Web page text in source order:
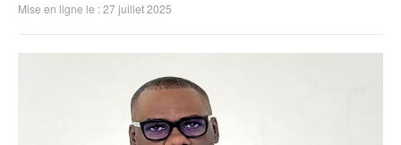
Mise en ligne le : 27 juillet 2025